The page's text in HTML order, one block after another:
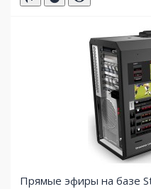
Прямые эфиры на базе